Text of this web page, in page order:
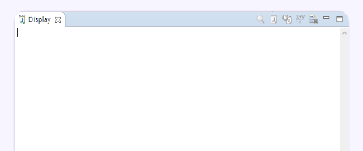
Eclipse 디버깅(debugging) 파헤치기 [5] 디버깅시 코드